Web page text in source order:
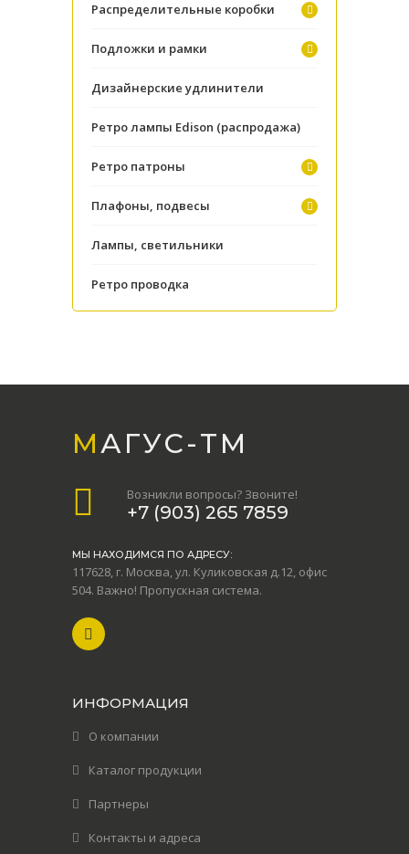
Распределительные коробки
Подложки и рамки
Дизайнерские удлинители
Ретро лампы Edison (распродажа)
Ретро патроны
Плафоны, подвесы
Лампы, светильники
Ретро проводка
МАГУС-TМ
Возникли вопросы? Звоните!
+7 (903) 265 7859
МЫ НАХОДИМСЯ ПО АДРЕСУ:
117628, г. Москва, ул. Куликовская д.12, офис
504. Важно! Пропускная система.
ИНФОРМАЦИЯ
О компании
Каталог продукции
Партнеры
Контакты и адреса